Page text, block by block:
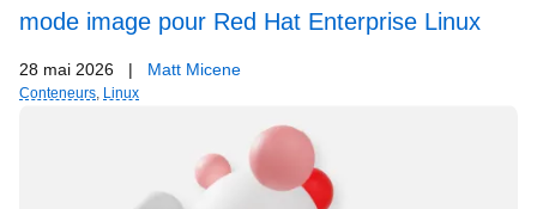
mode image pour Red Hat Enterprise Linux
28 mai 2026 | Matt Micene
Conteneurs, Linux